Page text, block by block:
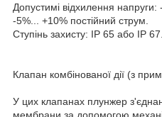
Допустимі відхилення
-5%... +10% постійний струм.
Ступінь захисту: IP 65 або IP 67.
Клапан комбінованої дії (з
У цих клапанах плунжер
мембрани за допомогою